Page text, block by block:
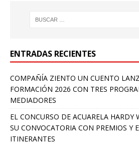
ENTRADAS RECIENTES
COMPAÑÍA ZIENTO UN CUENTO
FORMACIÓN 2026 CON TRES
MEDIADORES
EL CONCURSO DE ACUARELA HARDY
SU CONVOCATORIA CON PREMIOS Y
ITINERANTES